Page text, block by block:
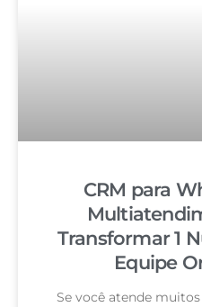
CRM para
Transformar 1
Equipe
Se você atende